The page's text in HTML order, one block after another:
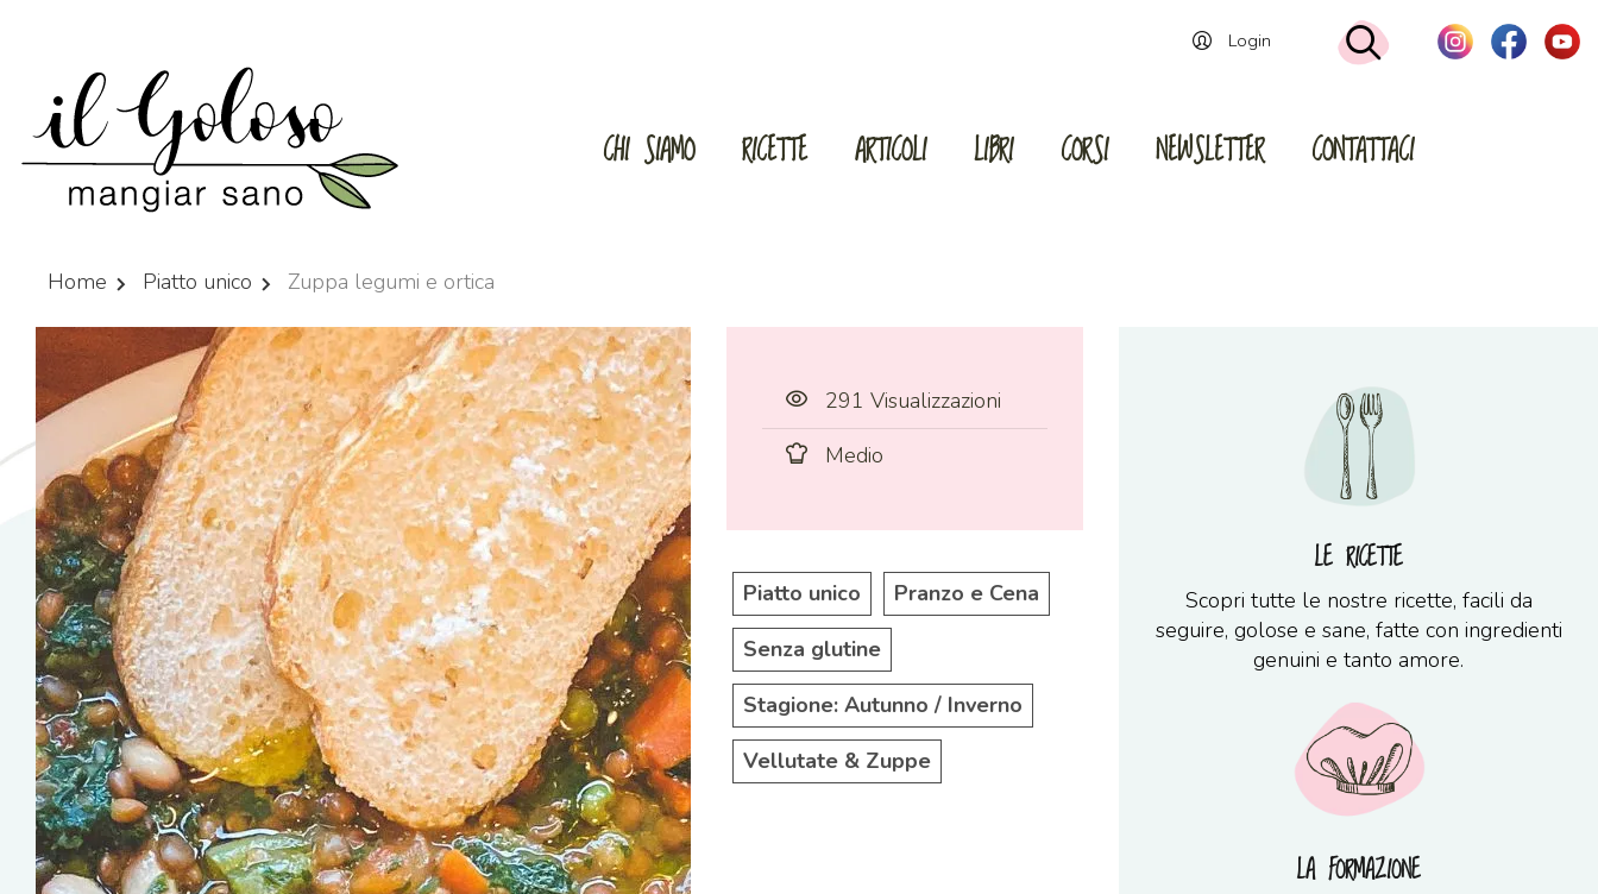
Login
CHI SIAMO RICETTE ARTICOLI LIBRI CORSI NEWSLETTER CONTATTACI
Home Piatto unico Zuppa legumi e ortica
291 Visualizzazioni
Medio
Piatto unico
Pranzo e Cena
Senza glutine
Stagione: Autunno / Inverno
Vellutate & Zuppe
LE RICETTE
Scopri tutte le nostre ricette, facili da
seguire, golose e sane, fatte con ingredienti
genuini e tanto amore.
LA FORMAZIONE